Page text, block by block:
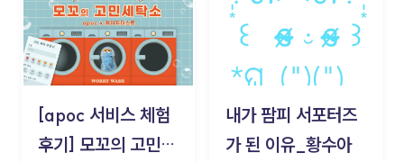
[apoc 서비스 체험
후기] 모꼬의 고민세
내가 팜피 서포터즈
가 된 이유_황수아